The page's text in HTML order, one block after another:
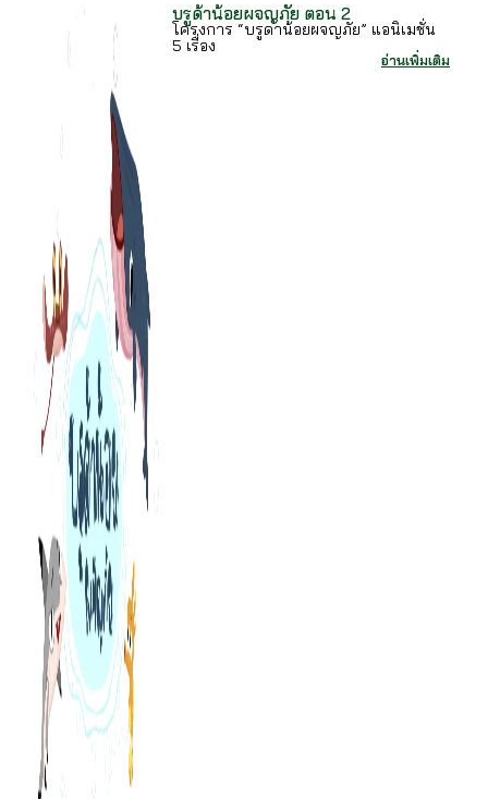
บรูด้าน้อยผจญภัย ตอน 2
โครงการ “บรูดาน้อยผจญภัย” แอนิเมชั่น
5 เรื่อง
อ่านเพิ่มเติม